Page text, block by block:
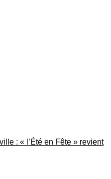
: « l’Été en Fête » revient